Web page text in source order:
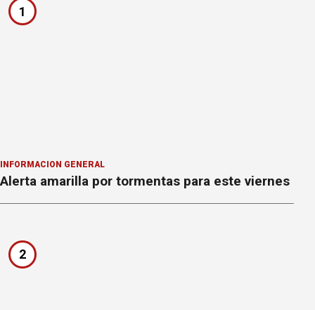
1
INFORMACION GENERAL
Alerta amarilla por tormentas para este viernes
2